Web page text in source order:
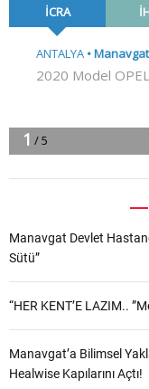
Manavgat Devlet
Sütü”
“HER KENT’E LAZIM..
Manavgat’a Bilimsel
Healwise Kapılarını Açtı!